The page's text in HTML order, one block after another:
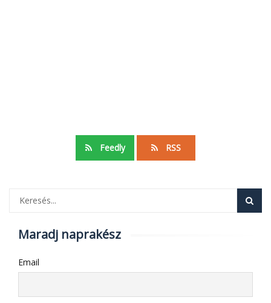
Feedly RSS
Maradj naprakész
Email